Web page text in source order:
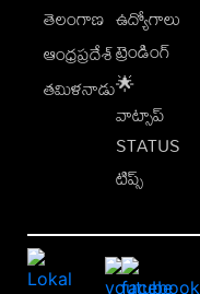
తెలంగాణ
ఆంధ్రప్రదేశ్
తమిళనాడు
ఉద్యోగాలు
ట్రెండింగ్
🌟
వాట్సాప్
STATUS
టిప్స్